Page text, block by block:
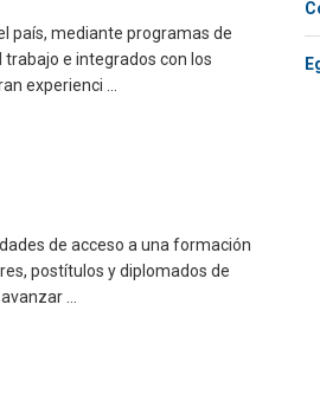
país, mediante programas de
e integrados con los
experienci ...
de acceso a una formación
postítulos y diplomados de
...